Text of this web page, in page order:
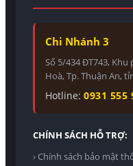
Chi Nhánh 3
Số 5/434 ĐT743,
Hoà, Tp. Thuận An,
Hotline: 0931 555
CHÍNH SÁCH HỖ TRỢ:
› Chính sách bảo mật